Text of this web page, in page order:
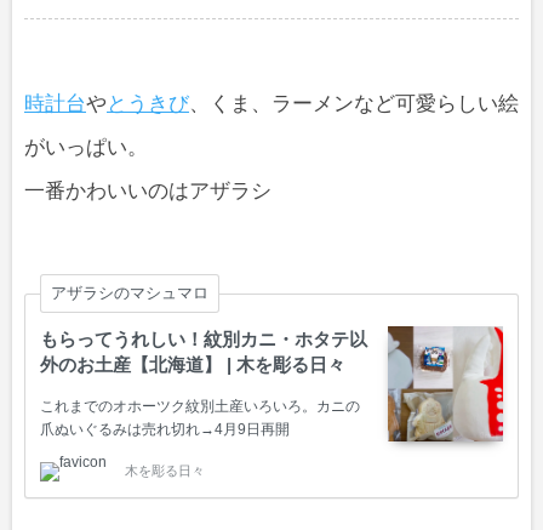
時計台や とうきび、くま、ラーメンなど可愛らしい絵
がいっぱい。
一番かわいいのはアザラシ
アザラシのマシュマロ
もらってうれしい！紋別カニ・ホタテ以
外のお土産【北海道】 | 木を彫る日々
これまでのオホーツク紋別土産いろいろ。カニの
爪ぬいぐるみは売れ切れ→4月9日再開
木を彫る日々